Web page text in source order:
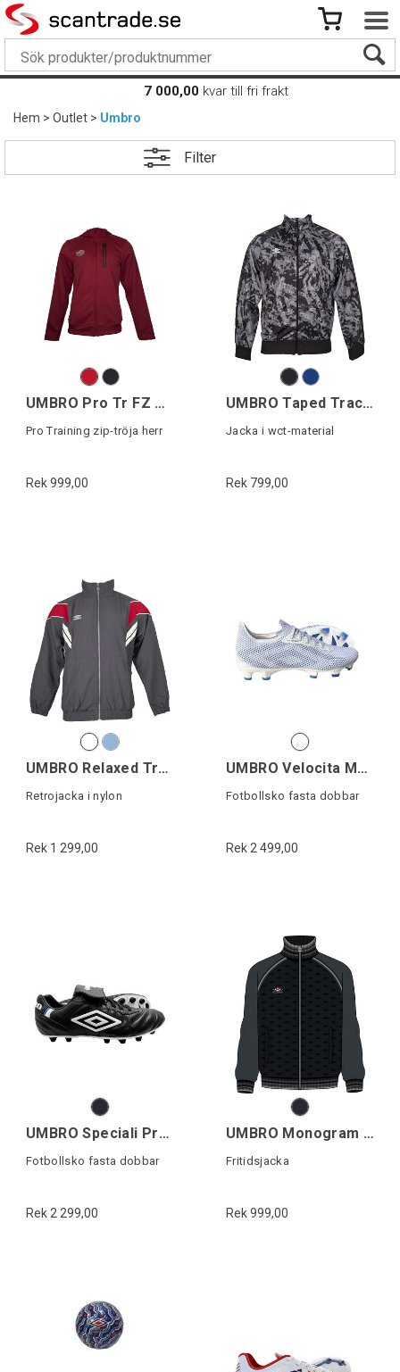
7 000,00 kvar till fri frakt
Hem>Outlet>Umbro
Filter
UMBRO Pro Tr FZ Hoodie
Pro Training zip-tröja herr
Rek 999,00
UMBRO Taped Track Top
Jacka i wct-material
Rek 799,00
UMBRO Relaxed Track Jacket
Retrojacka i nylon
Rek 1 299,00
UMBRO Velocita Matrix Pro FG
Fotbollsko fasta dobbar
Rek 2 499,00
UMBRO Speciali Pro FG
Fotbollsko fasta dobbar
Rek 2 299,00
UMBRO Monogram Anthem Jacket
Fritidsjacka
Rek 999,00